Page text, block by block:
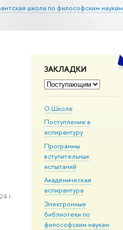
школа по философским наукам
ЗАКЛАДКИ
О Школе
Поступление в
аспирантуру
Программы
вступительных
испытаний
Академическая
аспирантура
Электронные
библиотеки по
философским наукам
г.